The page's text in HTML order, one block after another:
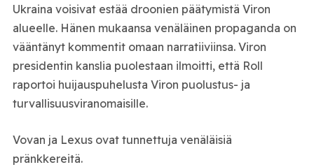
Ukraina voisivat estää droonien päätymistä Viron
alueelle. Hänen mukaansa venäläinen propaganda on
vääntänyt kommentit omaan narratiiviinsa. Viron
presidentin kanslia puolestaan ilmoitti, että Roll
raportoi huijauspuhelusta Viron puolustus- ja
turvallisuusviranomaisille.
Vovan ja Lexus ovat tunnettuja venäläisiä
pränkkereitä.